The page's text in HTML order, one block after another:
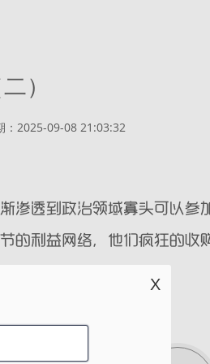
）
：2025-09-08 21:03:32
X